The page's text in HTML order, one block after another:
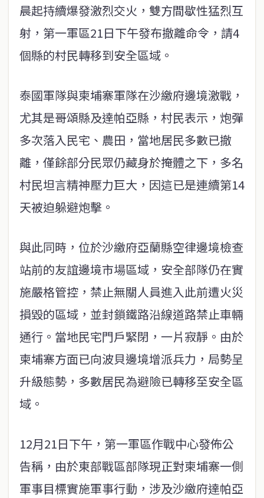
晨起持續爆發激烈交火，雙方間歇性猛烈互
射，第一軍區21日下午發布撤離命令，請4
個縣的村民轉移到安全區域。
泰國軍隊與柬埔寨軍隊在沙繳府邊境激戰，
尤其是哥頌縣及達帕亞縣，村民表示，炮彈
多次落入民宅、農田，當地居民多數已撤
離，僅餘部分民眾仍藏身於掩體之下，多名
村民坦言精神壓力巨大，因這已是連續第14
天被迫躲避炮擊。
與此同時，位於沙繳府亞蘭縣空律邊境檢查
站前的友誼邊境市場區域，安全部隊仍在實
施嚴格管控，禁止無關人員進入此前遭火災
損毀的區域，並封鎖鐵路沿線道路禁止車輛
通行。當地民宅門戶緊閉，一片寂靜。由於
柬埔寨方面已向波貝邊境增派兵力，局勢呈
升級態勢，多數居民為避險已轉移至安全區
域。
12月21日下午，第一軍區作戰中心發佈公
告稱，由於東部戰區部隊現正對柬埔寨一側
軍事目標實施軍事行動，涉及沙繳府達帕亞